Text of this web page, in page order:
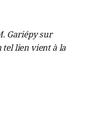
Gariépy sur
lien vient à la